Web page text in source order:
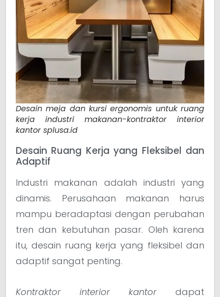
Desain meja dan kursi ergonomis untuk ruang
kerja industri makanan-kontraktor interior
kantor splusa.id
Desain Ruang Kerja yang Fleksibel dan
Adaptif
Industri makanan adalah industri yang
dinamis. Perusahaan makanan harus
mampu beradaptasi dengan perubahan
tren dan kebutuhan pasar. Oleh karena
itu, desain ruang kerja yang fleksibel dan
adaptif sangat penting.
Kontraktor interior kantor dapat